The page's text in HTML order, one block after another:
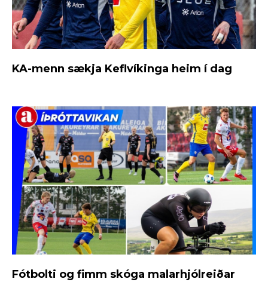
KA-menn sækja Keflvíkinga heim í dag
Fótbolti og fimm skóga malarhjólreiðar